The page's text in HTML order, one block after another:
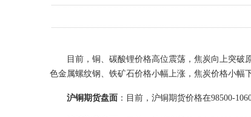
目前，铜、碳酸锂价格高位震荡，焦炭向上突破
色金属螺纹钢、铁矿石价格小幅上涨，焦炭价格小幅
沪铜期货盘面 ：目前，沪铜期货价格在98500-